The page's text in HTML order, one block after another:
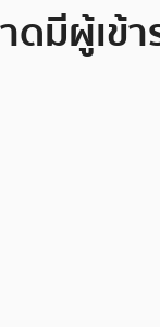
ดมีผู้เข้